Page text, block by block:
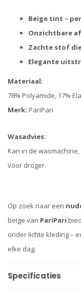
Beige tint –
Onzichtbare
Zachte stof
Elegante
Materiaal:
78% Polyamide, 17%
Merk: PariPari
Wasadvies:
Kan in de
voor droger.
Op zoek naar een
beige van PariPari
onder lichte kleding –
elke dag.
Specificaties